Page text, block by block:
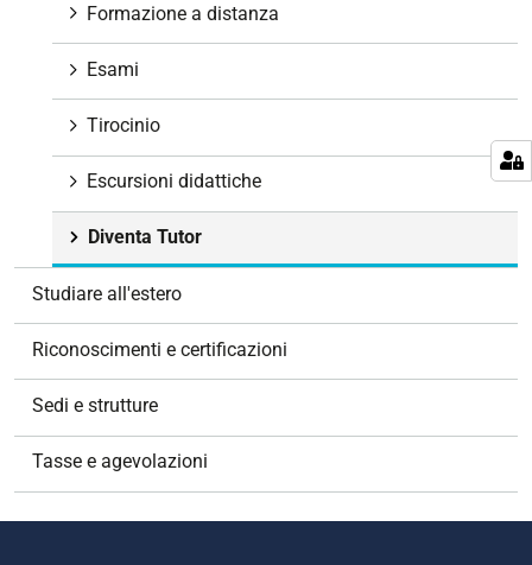
Formazione a distanza
Esami
Tirocinio
Escursioni didattiche
Diventa Tutor
Studiare all'estero
Riconoscimenti e certificazioni
Sedi e strutture
Tasse e agevolazioni